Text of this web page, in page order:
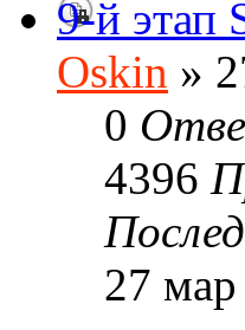
9-й этап
Oskin »
0
4396
27